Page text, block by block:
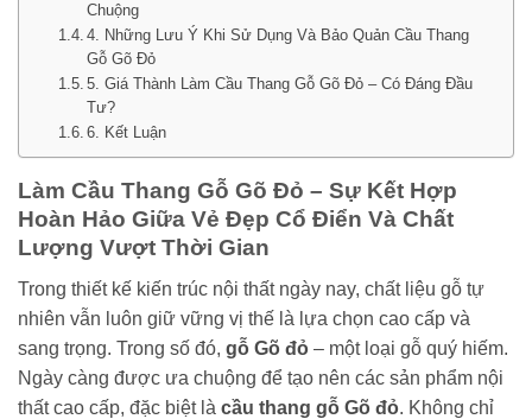
Chuộng
4. Những Lưu Ý Khi Sử Dụng Và Bảo Quản Cầu Thang
Gỗ Gõ Đỏ
5. Giá Thành Làm Cầu Thang Gỗ Gõ Đỏ – Có Đáng Đầu
Tư?
6. Kết Luận
Làm Cầu Thang Gỗ Gõ Đỏ – Sự Kết Hợp
Hoàn Hảo Giữa Vẻ Đẹp Cổ Điển Và Chất
Lượng Vượt Thời Gian
Trong thiết kế kiến trúc nội thất ngày nay, chất liệu gỗ tự
nhiên vẫn luôn giữ vững vị thế là lựa chọn cao cấp và
sang trọng. Trong số đó, gỗ Gõ đỏ – một loại gỗ quý hiếm.
Ngày càng được ưa chuộng để tạo nên các sản phẩm nội
thất cao cấp, đặc biệt là cầu thang gỗ Gõ đỏ. Không chỉ